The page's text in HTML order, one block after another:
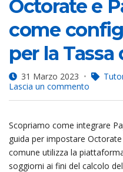
Octorate e
come
per la
31 Marzo 2023
Lascia un commento
(1):
come
Octorate
per
Scopriamo come integrare
guida per impostare
comune utilizza la
soggiorni ai fini del calcolo